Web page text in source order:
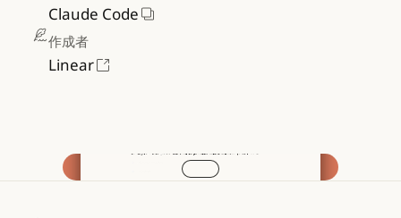
Claude Code
作成者
Linear
動画を再生